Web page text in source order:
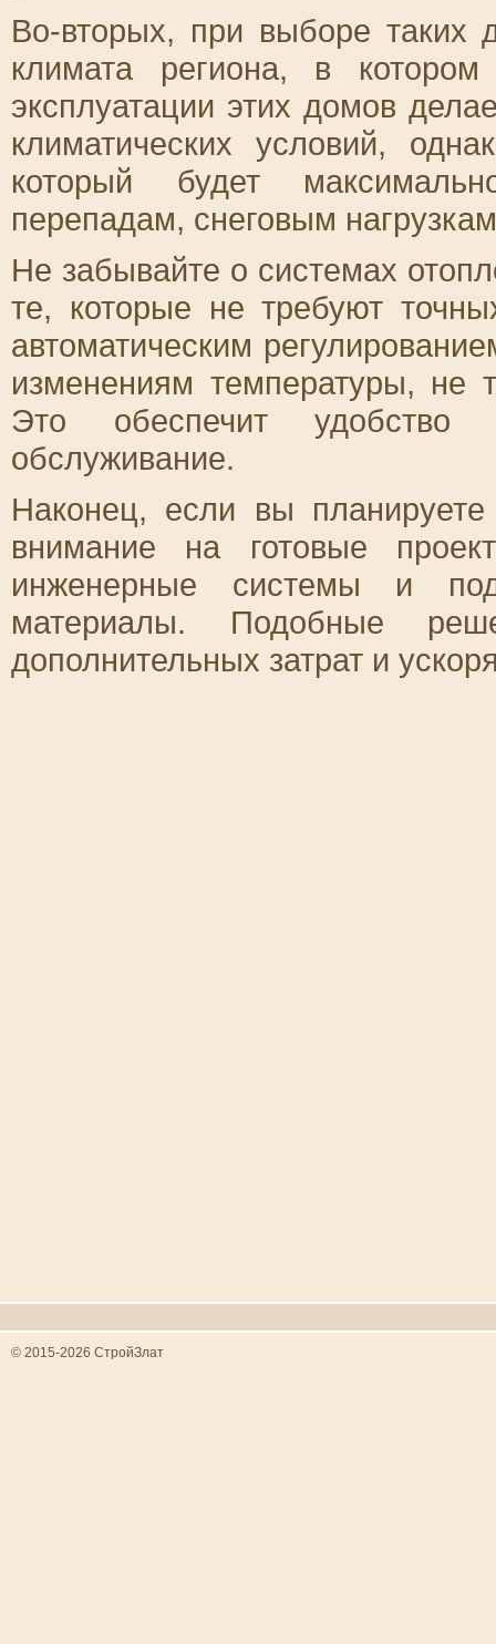
Во-вторых, при выборе таких
климата региона, в
эксплуатации этих домов
климатических условий,
который будет
перепадам, снеговым
Не забывайте о системах
те, которые не требуют
автоматическим
изменениям температуры, не
Это обеспечит
обслуживание.
Наконец, если вы
внимание на готовые
инженерные системы и
материалы. Подобные
дополнительных затрат и
© 2015-2026 СтройЗлат